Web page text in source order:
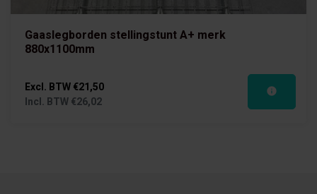
Gaaslegborden stellingstunt A+ merk
880x1100mm
Excl. BTW€21,50
Incl. BTW€26,02